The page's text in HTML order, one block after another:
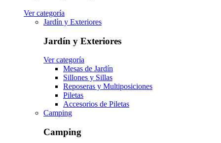
Ver categoría
Jardín y Exteriores
Jardín y Exteriores
Ver categoría
Mesas de Jardín
Sillones y Sillas
Reposeras y Multiposiciones
Piletas
Accesorios de Piletas
Camping
Camping